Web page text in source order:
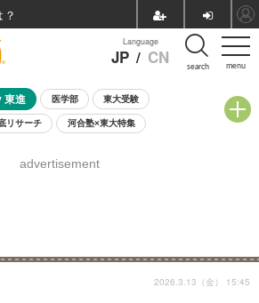
menu
Language
JP / CN search
東進 医学部 東大受験
リサーチ 河合塾×東大特集
8月開催学校説明会・相談会
advertisement
2026.3.13（金） 15:45